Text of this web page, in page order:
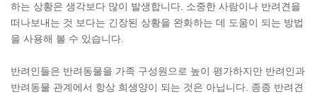
하는 상황은 생각보다 많이 발생합니다. 소중한 사람이나 반려견을
떠나보내는 것 보다는 긴장된 상황을 완화하는 데 도움이 되는 방법
을 사용해 볼 수 있습니다.
반려인들은 반려동물을 가족 구성원으로 높이 평가하지만 반려인과
반려동물 관계에서 항상 희생양이 되는 것은 아닙니다. 종종 반려견